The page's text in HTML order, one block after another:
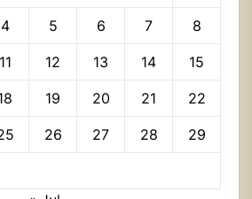
4 5 6 7 8
11 12 13 14 15
19 20 21 22
26 27 28 29